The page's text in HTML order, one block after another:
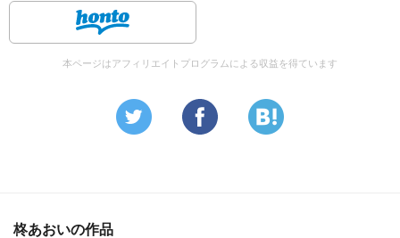
本ページはアフィリエイトプログラムによる収益を得ています
柊あおいの作品